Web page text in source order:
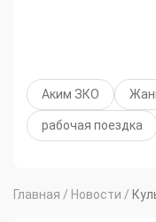
Аким ЗКО
рабочая поездка
Главная / Новости /